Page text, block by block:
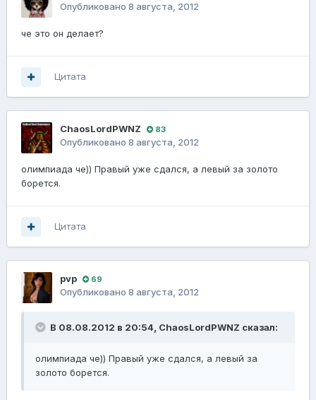
Опубликовано 8 августа, 2012
че это он делает?
Цитата
ChaosLordPWNZ 83
Опубликовано 8 августа, 2012
олимпиада че)) Правый уже сдался, а левый за золото
борется.
Цитата
pvp 69
Опубликовано 8 августа, 2012
В 08.08.2012 в 20:54, ChaosLordPWNZ сказал:
олимпиада че)) Правый уже сдался, а левый за
золото борется.